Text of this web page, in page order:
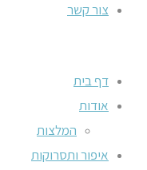
צור קשר
דף בית
אודות
המלצות
איפור ותסרוקות